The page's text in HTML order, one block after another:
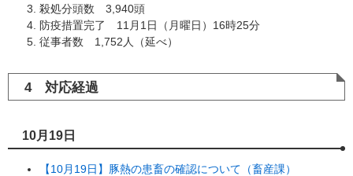
殺処分頭数 3,940頭
防疫措置完了 11月1日（月曜日）16時25分
従事者数 1,752人（延べ）
4 対応経過
10月19日
【10月19日】豚熱の患畜の確認について（畜産課）